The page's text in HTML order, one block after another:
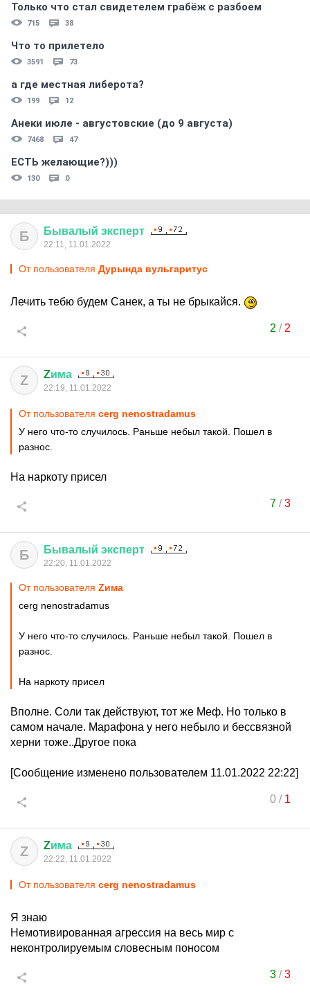
Только что стал свидетелем грабёж с разбоем
715 38
Что то прилетело
3591 73
а где местная либерота?
199 12
Анеки июле - августовские (до 9 августа)
7468 47
ЕСТЬ желающие?)))
130 0
Б Бывалый эксперт
22:11, 11.01.2022
От пользователя Дурында вульгаритус
Лечить тебю будем Санек, а ты не брыкайся.
2 / 2
Z Zима
22:19, 11.01.2022
От пользователя cerg nenostradamus
У него что-то случилось. Раньше небыл такой. Пошел в
разнос.
На наркоту присел
7/3
Б Бывалый эксперт
22:20, 11.01.2022
От пользователя Zима
cerg nenostradamus
У него что-то случилось. Раньше небыл такой. Пошел в
разнос.
На наркоту присел
Вполне. Соли так действуют, тот же Меф. Но только в
самом начале. Марафона у него небыло и бессвязной
херни тоже..Другое пока
[Сообщение изменено пользователем 11.01.2022 22:22]
0/ 1
Z Zима
22:22, 11.01.2022
От пользователя cerg nenostradamus
Я знаю
Немотивированная агрессия на весь мир с
неконтролируемым словесным поносом
3/3